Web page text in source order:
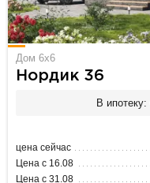
Дом 6х6
Нордик 36
В ипотеку:
цена сейчас
Цена с 16.08
Цена с 31.08